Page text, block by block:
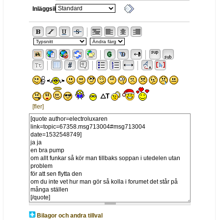
Inläggsikon:
[fler]
Bilagor och andra tillval